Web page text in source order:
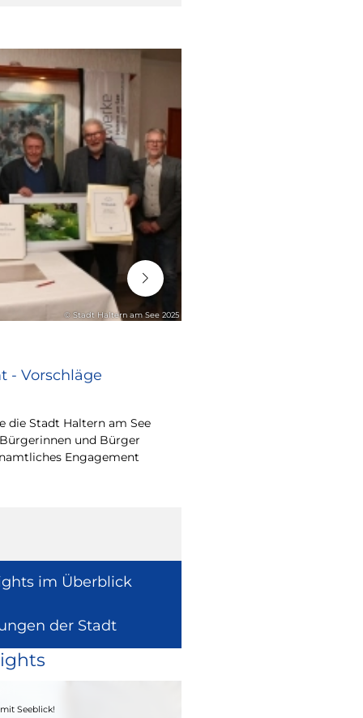
© Stadt Haltern am See 2025
- Vorschläge
die Stadt Haltern am See
und Bürger
Engagement
im Überblick
der Stadt
Seeblick!